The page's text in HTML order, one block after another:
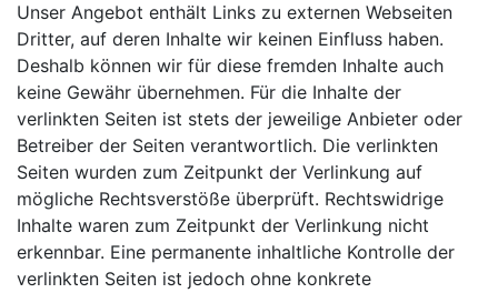
Unser Angebot enthält Links zu externen Webseiten
Dritter, auf deren Inhalte wir keinen Einfluss haben.
Deshalb können wir für diese fremden Inhalte auch
keine Gewähr übernehmen. Für die Inhalte der
verlinkten Seiten ist stets der jeweilige Anbieter oder
Betreiber der Seiten verantwortlich. Die verlinkten
Seiten wurden zum Zeitpunkt der Verlinkung auf
mögliche Rechtsverstöße überprüft. Rechtswidrige
Inhalte waren zum Zeitpunkt der Verlinkung nicht
erkennbar. Eine permanente inhaltliche Kontrolle der
verlinkten Seiten ist jedoch ohne konkrete